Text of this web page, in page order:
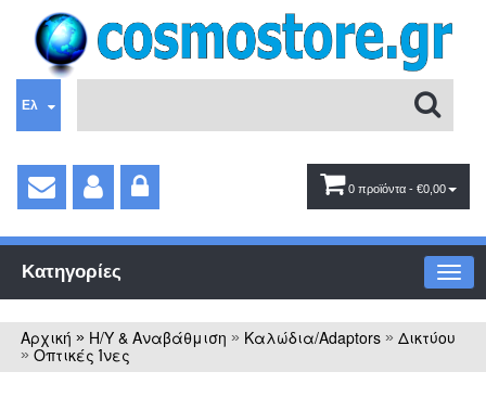
Ελ
0 προϊόντα - €0,00
Κατηγορίες
Αρχική » Η/Υ & Αναβάθμιση » Καλώδια/Adaptors » Δικτύου
» Οπτικές Ίνες